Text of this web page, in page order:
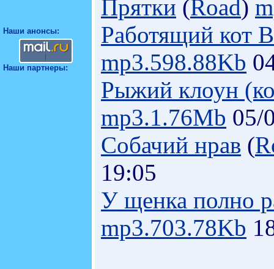
Наши анонсы:
Наши партнеры:
Прятки (Road)
Работящий кот
mp3.598.88Kb
Рыжий клоун
mp3.1.76Mb 05/
Собачий нрав (
19:05
У щенка полно
mp3.703.78Kb